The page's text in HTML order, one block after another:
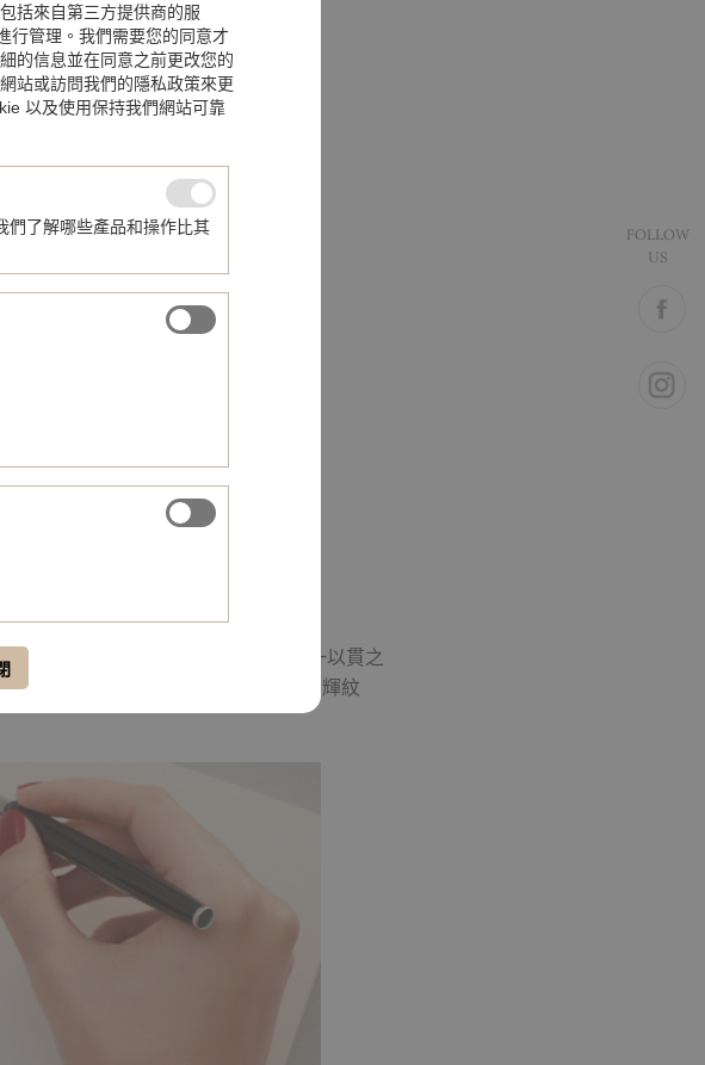
的機械元件承襲百達翡麗機械機芯一以貫之
錶盤（4910/1200A-001）或灰色日輝紋
FOLLOW
US
括來自第三方提供商的服
行管理。我們需要您的同意才
的信息並在同意之前更改您的
站或訪問我們的隱私政策來更
以及使用保持我們網站可靠
們了解哪些產品和操作比其